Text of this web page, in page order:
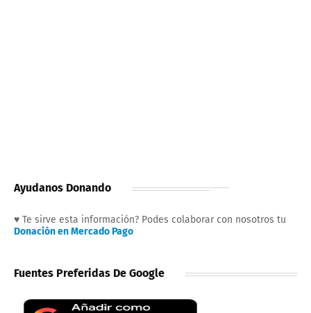
Ayudanos Donando
♥ Te sirve esta información? Podes colaborar con nosotros tu
Donación en Mercado Pago
Fuentes Preferidas De Google